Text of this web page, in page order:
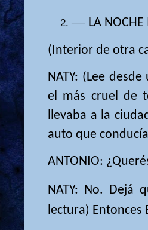
​— LA NOCHE
(Interior de otra
NATY: (Lee
el más cruel de
llevaba a la
auto que
ANTONIO:
NATY: No. Dejá
lectura)